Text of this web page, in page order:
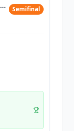
XII Torneo Mahou Arena Padel 2 Cat (300MAX)
Semifinal